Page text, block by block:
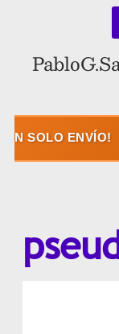
Pablo G.
SOLO ENVÍO!